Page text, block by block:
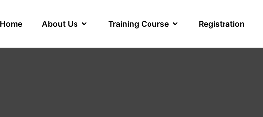
Home About Us Training Course Registration